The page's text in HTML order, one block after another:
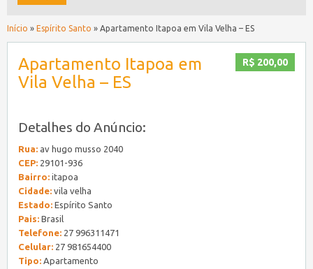
Início » Espírito Santo » Apartamento Itapoa em Vila Velha – ES
R$ 200,00
Apartamento Itapoa em
Vila Velha – ES
Detalhes do Anúncio:
Rua: av hugo musso 2040
CEP: 29101-936
Bairro: itapoa
Cidade: vila velha
Estado: Espírito Santo
Pais: Brasil
Telefone: 27 996311471
Celular: 27 981654400
Tipo: Apartamento